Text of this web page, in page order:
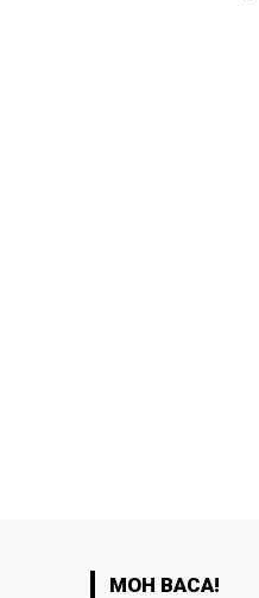
MOH BACA!